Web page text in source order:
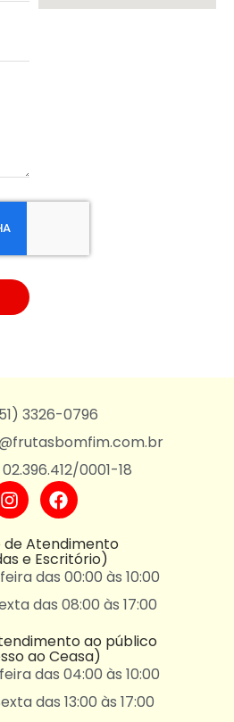
3326-0796
0001-18
de Atendimento
e Escritório)
das 00:00 às 10:00
das 08:00 às 17:00
ao público
ao Ceasa)
das 04:00 às 10:00
das 13:00 às 17:00